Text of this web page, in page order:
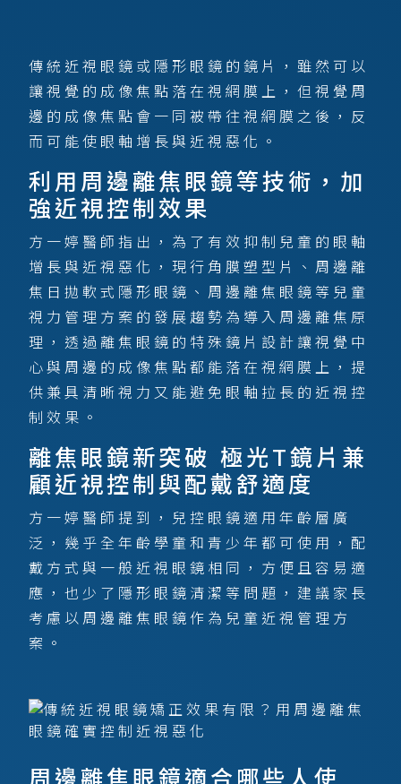
傳統近視眼鏡或隱形眼鏡的鏡片，雖然可以
讓視覺的成像焦點落在視網膜上，但視覺周
邊的成像焦點會一同被帶往視網膜之後，反
而可能使眼軸增長與近視惡化。
利用周邊離焦眼鏡等技術，加
強近視控制效果
方一婷醫師指出，為了有效抑制兒童的眼軸
增長與近視惡化，現行角膜塑型片、周邊離
焦日拋軟式隱形眼鏡、周邊離焦眼鏡等兒童
視力管理方案的發展趨勢為導入周邊離焦原
理，透過離焦眼鏡的特殊鏡片設計讓視覺中
心與周邊的成像焦點都能落在視網膜上，提
供兼具清晰視力又能避免眼軸拉長的近視控
制效果。
離焦眼鏡新突破 極光T鏡片兼
顧近視控制與配戴舒適度
方一婷醫師提到，兒控眼鏡適用年齡層廣
泛，幾乎全年齡學童和青少年都可使用，配
戴方式與一般近視眼鏡相同，方便且容易適
應，也少了隱形眼鏡清潔等問題，建議家長
考慮以周邊離焦眼鏡作為兒童近視管理方
案。
周邊離焦眼鏡適合哪些人使